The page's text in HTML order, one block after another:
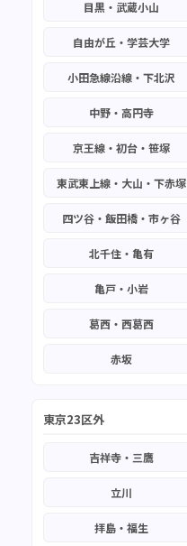
目黒・武蔵小山
自由が丘・学芸大学
小田急線沿線・下北沢
中野・高円寺
京王線・初台・笹塚
東武東上線・大山・下赤塚
四ツ谷・飯田橋・市ヶ谷
北千住・亀有
亀戸・小岩
葛西・西葛西
赤坂
東京23区外
吉祥寺・三鷹
立川
拝島・福生